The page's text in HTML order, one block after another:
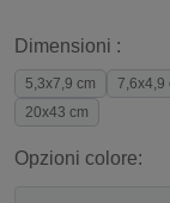
Dimensioni :
5,3x7,9 cm 7,6x4,9
20x43 cm
Opzioni colore: